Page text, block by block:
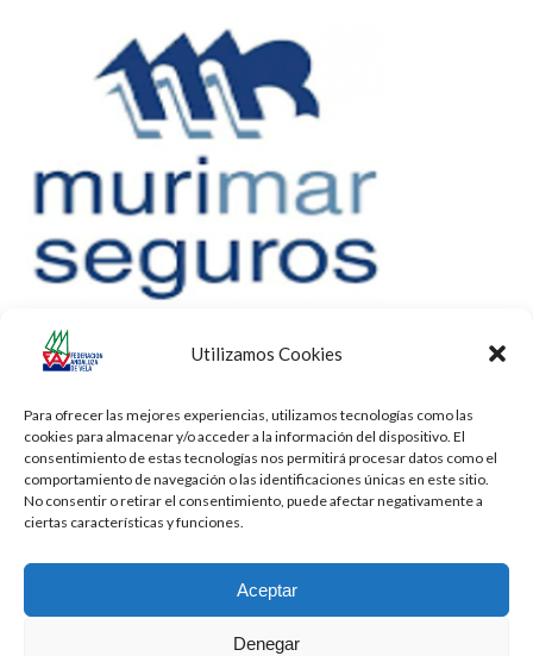
Utilizamos Cookies
Para ofrecer las mejores experiencias, utilizamos tecnologías como las
cookies para almacenar y/o acceder a la información del dispositivo. El
consentimiento de estas tecnologías nos permitirá procesar datos como el
comportamiento de navegación o las identificaciones únicas en este sitio.
No consentir o retirar el consentimiento, puede afectar negativamente a
ciertas características y funciones.
Aceptar
Denegar